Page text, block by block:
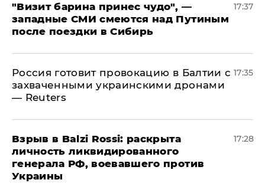
"Визит барина принес чудо", —
западные СМИ смеются над Путиным
после поездки в Сибирь
17:37
​Россия готовит провокацию в Балтии с
захваченными украинскими дронами
— Reuters
17:35
​Взрыв в Balzi Rossi: раскрыта
личность ликвидированного
генерала РФ, воевавшего против
Украины
17:28